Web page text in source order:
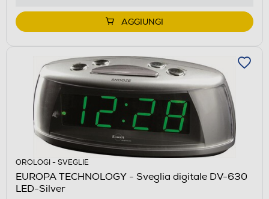
AGGIUNGI
OROLOGI - SVEGLIE
EUROPA TECHNOLOGY - Sveglia digitale DV-630
LED-Silver